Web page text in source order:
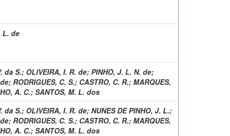
L. de
da S.; OLIVEIRA, I. R. de; PINHO, J. L. N. de;
; RODRIGUES, C. S.; CASTRO, C. R.; MARQUES,
A. C.; SANTOS, M. L. dos
da S.; OLIVEIRA, I. R. de; NUNES DE PINHO, J. L.;
; RODRIGUES, C. S.; CASTRO, C. R.; MARQUES,
A. C.; SANTOS, M. L. dos